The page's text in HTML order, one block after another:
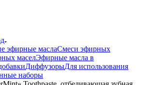
эфирные маслаСмеси эфирных
маселЭфирные масла в
ДиффузорыДля использования
наборы